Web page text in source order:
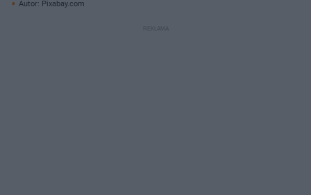
Autor: Pixabay.com